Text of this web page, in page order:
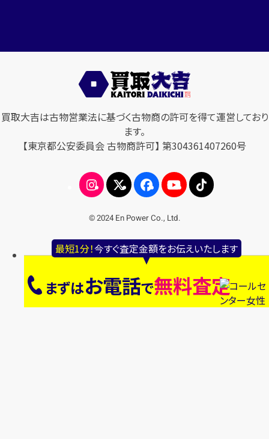
最短1分！今すぐ査定金額をお伝えいたします
まずはお電話で無料査定
買取大吉は古物営業法に基づく古物商の許可を得て運営しており
ます。
【東京都公安委員会 古物商許可】 第304361407260号
© 2024 En Power Co., Ltd.